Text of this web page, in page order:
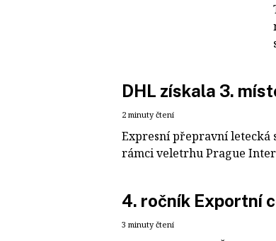
DHL získala 3.
2 minuty čtení
Expresní přepravní letecká
rámci veletrhu Prague
4. ročník Exportní
3 minuty čtení